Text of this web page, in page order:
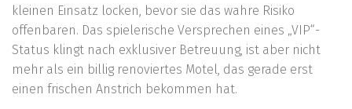
kleinen Einsatz locken, bevor sie das wahre Risiko
offenbaren. Das spielerische Versprechen eines „VIP“-
Status klingt nach exklusiver Betreuung, ist aber nicht
mehr als ein billig renoviertes Motel, das gerade erst
einen frischen Anstrich bekommen hat.